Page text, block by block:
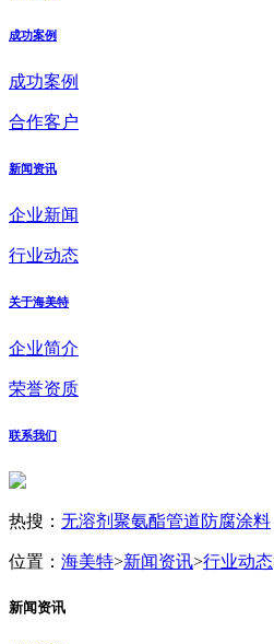
成功案例
成功案例
合作客户
新闻资讯
企业新闻
行业动态
关于海美特
企业简介
荣誉资质
联系我们
热搜： 无溶剂聚氨酯管道防腐涂料
位置： 海美特>新闻资讯>行业动态
新闻资讯